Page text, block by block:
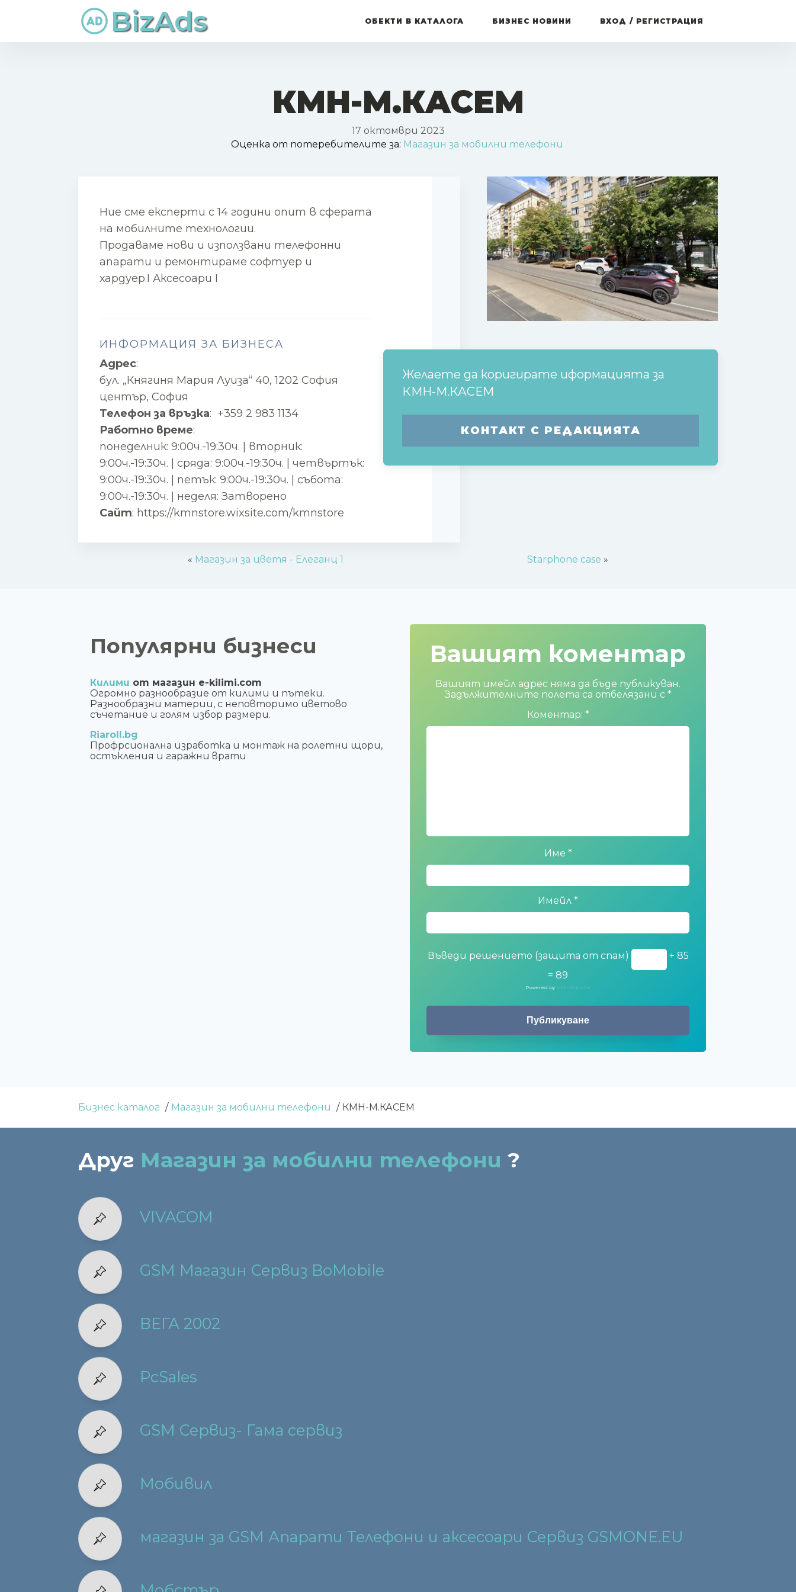
BizAds ОБЕКТИ В КАТАЛОГА БИЗНЕС НОВИНИ ВХОД / РЕГИСТРАЦИЯ
КМН-М.КАСЕМ
17 октомври 2023
Оценка от потеребителите за: Магазин за мобилни телефони
Ние сме експерти с 14 години опит в сферата
на мобилните технологии.
Продаваме нови и използвани телефонни
апарати и ремонтираме софтуер и
хардуер.I Аксесоари I
ИНФОРМАЦИЯ ЗА БИЗНЕСА
Адрес:
бул. „Княгиня Мария Луиза“ 40, 1202 София
център, София
Телефон за връзка: +359 2 983 1134
Работно време:
понеделник: 9:00ч.-19:30ч. | вторник:
9:00ч.-19:30ч. | сряда: 9:00ч.-19:30ч. | четвъртък:
9:00ч.-19:30ч. | петък: 9:00ч.-19:30ч. | събота:
9:00ч.-19:30ч. | неделя: Затворено
Сайт: https://kmnstore.wixsite.com/kmnstore
Желаете да коригирате иформацията за
КМН-М.КАСЕМ
КОНТАКТ С РЕДАКЦИЯТА
« Магазин за цветя - Елеганц 1 Starphone case »
Популярни бизнеси
Килими от магазин e-kilimi.com
Огромно разнообразие от килими и пътеки.
Разнообразни материи, с неповторимо цветово
съчетание и голям избор размери.
Riaroll.bg
Профрсионална изработка и монтаж на ролетни щори,
остъкления и гаражни врати
Вашият коментар
Вашият имейл адрес няма да бъде публикуван.
Задължителните полета са отбелязани с *
Коментар: *
Име *
Имейл *
Въведи решението (защита от спам)
+ 85
= 89
Powered by MathCaptcha
Бизнес каталог Магазин за мобилни телефони КМН-М.КАСЕМ
Друг Магазин за мобилни телефони ?
VIVACOM
GSM Магазин Сервиз BoMobile
ВЕГА 2002
PcSales
GSM Сервиз- Гама сервиз
Мобивил
магазин за GSM Апарати Телефони и аксесоари Сервиз GSMONE.EU